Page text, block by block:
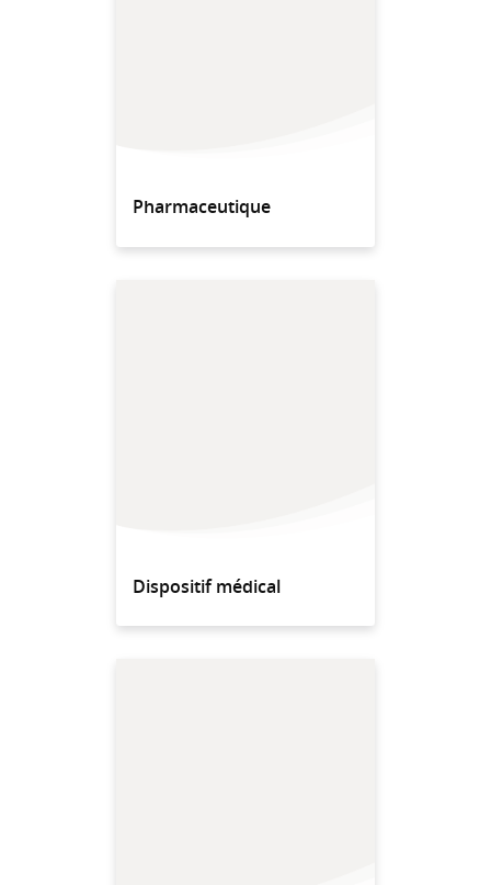
Pharmaceutique
Dispositif médical